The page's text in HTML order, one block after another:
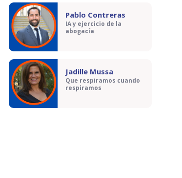
Pablo Contreras
IA y ejercicio de la
abogacía
Jadille Mussa
Que respiramos cuando
respiramos